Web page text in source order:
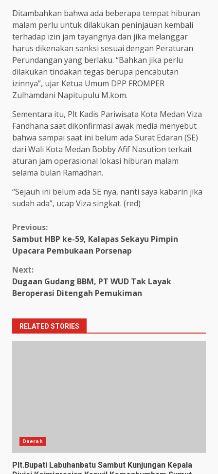
Ditambahkan bahwa ada beberapa tempat hiburan
malam perlu untuk dilakukan peninjauan kembali
terhadap izin jam tayangnya dan jika melanggar
harus dikenakan sanksi sesuai dengan Peraturan
Perundangan yang berlaku. “Bahkan jika perlu
dilakukan tindakan tegas berupa pencabutan
izinnya”, ujar Ketua Umum DPP FROMPER
Zulhamdani Napitupulu M.kom.
Sementara itu, Plt Kadis Pariwisata Kota Medan Viza
Fandhana saat dikonfirmasi awak media menyebut
bahwa sampai saat ini belum ada Surat Edaran (SE)
dari Wali Kota Medan Bobby Afif Nasution terkait
aturan jam operasional lokasi hiburan malam
selama bulan Ramadhan.
“Sejauh ini belum ada SE nya, nanti saya kabarin jika
sudah ada”, ucap Viza singkat. (red)
Continue
Reading
Previous:
Sambut HBP ke-59, Kalapas Sekayu Pimpin
Upacara Pembukaan Porsenap
Next:
Dugaan Gudang BBM, PT WUD Tak Layak
Beroperasi Ditengah Pemukiman
RELATED STORIES
Daerah
Plt.Bupati Labuhanbatu Sambut Kunjungan Kepala